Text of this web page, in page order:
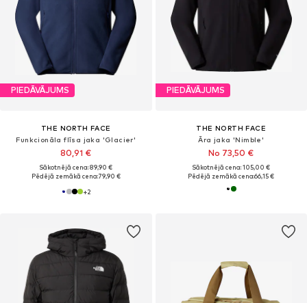
PIEDĀVĀJUMS
THE NORTH FACE
Funkcionāla flīsa jaka 'Glacier'
80,91 €
Sākotnējā cena: 89,90 €
Pēdējā zemākā cena:79,90 €
+2
PIEDĀVĀJUMS
THE NORTH FACE
Āra jaka 'Nimble'
No 73,50 €
Sākotnējā cena: 105,00 €
Pēdējā zemākā cena:66,15 €